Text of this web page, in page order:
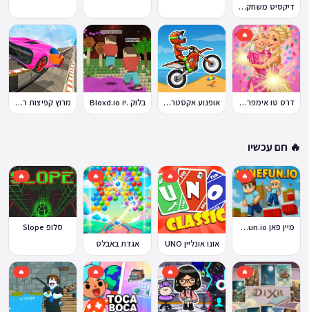
דיקסיט משחק Dixit
🔥
דרס טו אימפרס Dress To Impress אופנוע אקסטרים Moto X3M בלוק .יו Bloxd.io מרוץ קפיצות רמפה
🔥 חם עכשיו
🔥
מיין פאן MineFun.io
🔥
אונו אונליין UNO
🔥
אגדת באבלס
🔥
סלופ Slope
🔥
🔥
🔥
🔥